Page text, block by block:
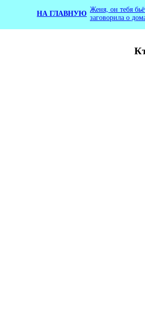
НА ГЛАВНУЮ
Женя, он тебя
заговорила о